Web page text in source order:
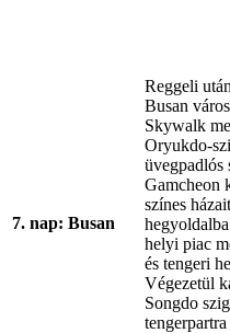
7. nap: Busan
Reggeli
Busan
Skywalk
Oryukdo-
üvegpadlós
Gamcheon
színes
helyi piac
és tengeri
Végezetül
Songdo